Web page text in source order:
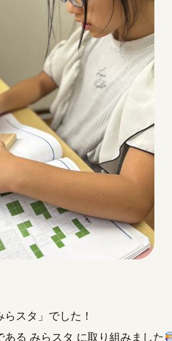
スタ」でした！
ある みらスタ に取り組みました